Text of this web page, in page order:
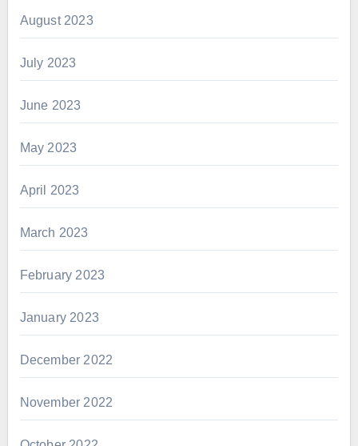
August 2023
July 2023
June 2023
May 2023
April 2023
March 2023
February 2023
January 2023
December 2022
November 2022